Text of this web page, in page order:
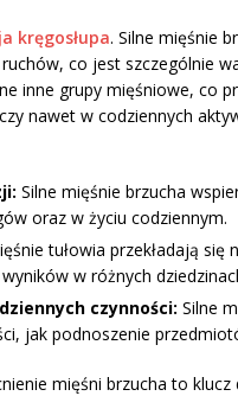
kręgosłupa. Silne mięśnie
co jest szczególnie
inne grupy mięśniowe, co
nawet w codziennych
Silne mięśnie brzucha
oraz w życiu codziennym.
tułowia przekładają
w różnych
czynności: Silne
jak podnoszenie
mięśni brzucha to